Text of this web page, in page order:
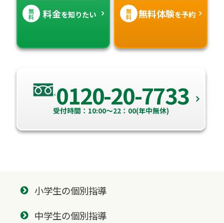
無
料 料金を知りたい 無
料 無料体験を予約
0120-20-7733
受付時間：10:00～22：00(年中無休)
小学生の個別指導
中学生の個別指導